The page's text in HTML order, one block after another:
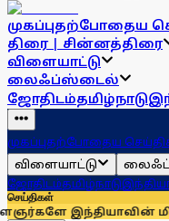
முகப்புதற்போதைய
திரை | சின்னத்திரை
விளையாட்டு
லைஃப்ஸ்டைல்
ஜோதிடம்தமிழ்நாடு
முகப்புதற்போதைய
விளையாட்டு
ஜோதிடம்தமிழ்நாடு
செய்திகள்
மிகப்பெரிய